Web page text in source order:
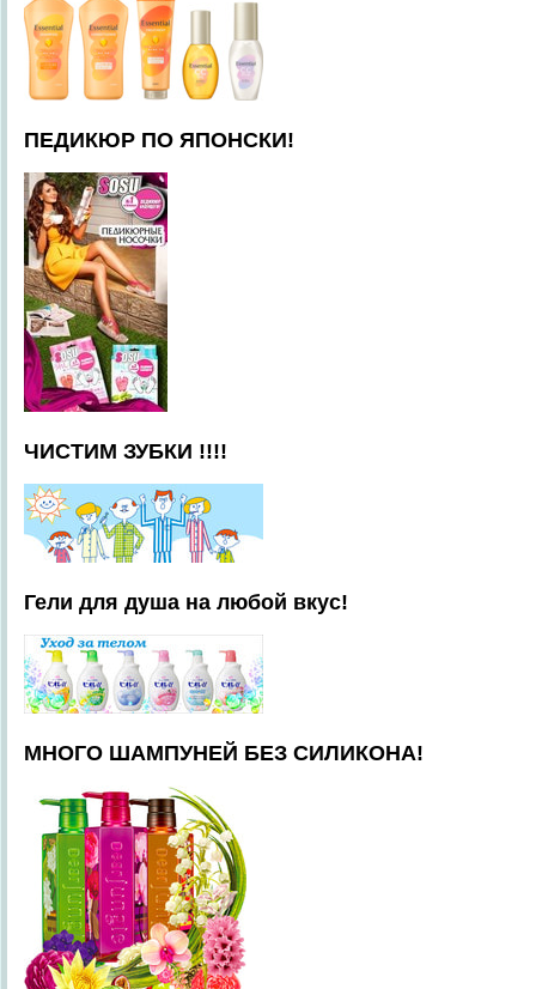
ПЕДИКЮР ПО ЯПОНСКИ!
ЧИСТИМ ЗУБКИ !!!!
Гели для душа на любой вкус!
МНОГО ШАМПУНЕЙ БЕЗ СИЛИКОНА!